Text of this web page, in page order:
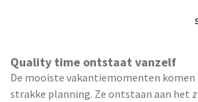
Quality time ontstaat vanzelf
De mooiste vakantiemomenten
strakke planning. Ze ontstaan aan het